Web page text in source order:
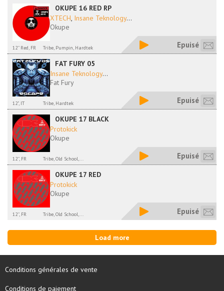
OKUPE 16 RED RP
XTECH, Insane Teknology...
Okupe
12'' Red, FR Tribe, Pumpin, Hardtek Epuisé
FAT FURY 05
Insane Teknology...
Fat Fury
12", IT Tribe, Hardtek Epuisé
OKUPE 17 BLACK
Protokick
Okupe
12'', FR Tribe, Old School,... Epuisé
OKUPE 17 RED
Protokick
Okupe
12'', FR Tribe, Old School,... Epuisé
Load more
Conditions générales de vente
Conditions de paiement